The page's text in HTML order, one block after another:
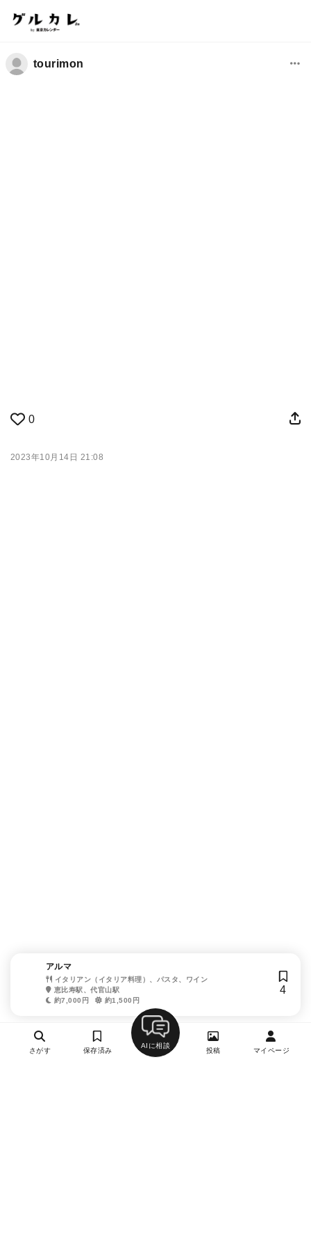
tourimon
0
2023年10月14日 21:08
アルマ
イタリアン（イタリア料理）、パスタ、ワイン
恵比寿駅、代官山駅
約7,000円
約1,500円
4
さがす 保存済み
AIに相談
投稿 マイページ